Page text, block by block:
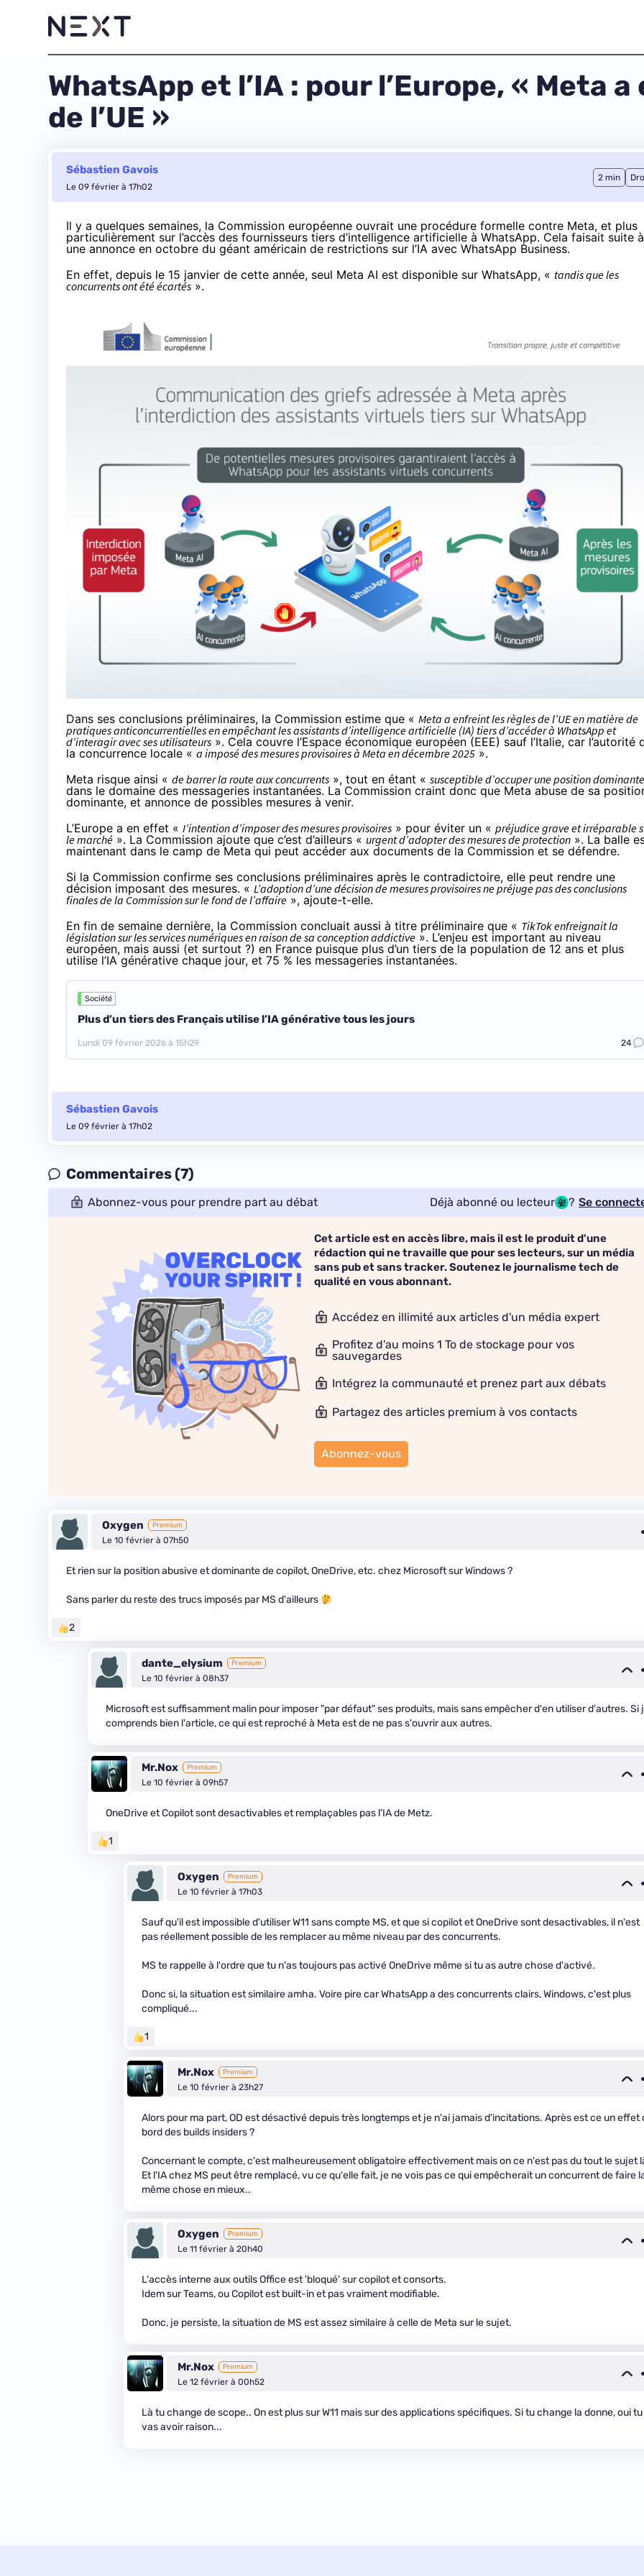
WhatsApp et l’IA : pour l’Europe, « Meta
de l’UE »
Sébastien Gavois
Le 09 février à 17h02
2 min
Il y a quelques semaines, la Commission européenne ouvrait une procédure formelle contre Meta, et plus
particulièrement sur l’accès des fournisseurs tiers d’intelligence artificielle à WhatsApp. Cela faisait suite à
une annonce en octobre du géant américain de restrictions sur l’IA avec WhatsApp Business.
En effet, depuis le 15 janvier de cette année, seul Meta AI est disponible sur WhatsApp, « tandis que les
concurrents ont été écartés ».
Dans ses conclusions préliminaires, la Commission estime que « Meta a enfreint les règles de l’UE en matière de
pratiques anticoncurrentielles en empêchant les assistants d’intelligence artificielle (IA) tiers d’accéder à WhatsApp et
d’interagir avec ses utilisateurs ». Cela couvre l’Espace économique européen (EEE) sauf l’Italie, car l’autorité
la concurrence locale « a imposé des mesures provisoires à Meta en décembre 2025 ».
Meta risque ainsi « de barrer la route aux concurrents », tout en étant « susceptible d’occuper une position dominante
dans le domaine des messageries instantanées. La Commission craint donc que Meta abuse de sa
dominante, et annonce de possibles mesures à venir.
L’Europe a en effet « I’intention d’imposer des mesures provisoires » pour éviter un « préjudice grave et irréparable
le marché ». La Commission ajoute que c’est d’ailleurs « urgent d’adopter des mesures de protection ». La balle
maintenant dans le camp de Meta qui peut accéder aux documents de la Commission et se défendre.
Si la Commission confirme ses conclusions préliminaires après le contradictoire, elle peut rendre une
décision imposant des mesures. « L’adoption d’une décision de mesures provisoires ne préjuge pas des conclusions
finales de la Commission sur le fond de l’affaire », ajoute-t-elle.
En fin de semaine dernière, la Commission concluait aussi à titre préliminaire que « TikTok enfreignait la
législation sur les services numériques en raison de sa conception addictive ». L’enjeu est important au niveau
européen, mais aussi (et surtout ?) en France puisque plus d’un tiers de la population de 12 ans et plus
utilise l’IA générative chaque jour, et 75 % les messageries instantanées.
Société
Plus d’un tiers des Français utilise l’IA générative tous les jours
Lundi 09 février 2026 à 15h29 24
Sébastien Gavois
Le 09 février à 17h02
Commentaires (7)
Abonnez-vous pour prendre part au débat Déjà abonné ou lecteur ? Se
Cet article est en accès libre, mais il est le produit d'une
rédaction qui ne travaille que pour ses lecteurs, sur un média
sans pub et sans tracker. Soutenez le journalisme tech de
qualité en vous abonnant.
Accédez en illimité aux articles d'un média expert
Profitez d'au moins 1 To de stockage pour vos
sauvegardes
Intégrez la communauté et prenez part aux débats
Partagez des articles premium à vos contacts
Abonnez-vous
Oxygen Premium
Le 10 février à 07h50
Et rien sur la position abusive et dominante de copilot, OneDrive, etc. chez Microsoft sur Windows ?
Sans parler du reste des trucs imposés par MS d'ailleurs
2
dante_elysium Premium
Le 10 février à 08h37
Microsoft est suffisamment malin pour imposer "par défaut" ses produits, mais sans empêcher d'en utiliser d'autres. Si
comprends bien l'article, ce qui est reproché à Meta est de ne pas s'ouvrir aux autres.
Mr.Nox Premium
Le 10 février à 09h57
OneDrive et Copilot sont desactivables et remplaçables pas l'IA de Metz.
1
Oxygen Premium
Le 10 février à 17h03
Sauf qu'il est impossible d'utiliser W11 sans compte MS, et que si copilot et OneDrive sont desactivables, il n'est
pas réellement possible de les remplacer au même niveau par des concurrents.
MS te rappelle à l'ordre que tu n'as toujours pas activé OneDrive même si tu as autre chose d'activé.
Donc si, la situation est similaire amha. Voire pire car WhatsApp a des concurrents clairs, Windows, c'est plus
compliqué...
1
Mr.Nox Premium
Le 10 février à 23h27
Alors pour ma part, OD est désactivé depuis très longtemps et je n'ai jamais d'incitations. Après est ce un effet
bord des builds insiders ?
Concernant le compte, c'est malheureusement obligatoire effectivement mais on ce n'est pas du tout le sujet
Et l'IA chez MS peut être remplacé, vu ce qu'elle fait, je ne vois pas ce qui empêcherait un concurrent de faire
même chose en mieux..
Oxygen Premium
Le 11 février à 20h40
L'accès interne aux outils Office est 'bloqué' sur copilot et consorts.
Idem sur Teams, ou Copilot est built-in et pas vraiment modifiable.
Donc, je persiste, la situation de MS est assez similaire à celle de Meta sur le sujet.
Mr.Nox Premium
Le 12 février à 00h52
Là tu change de scope.. On est plus sur W11 mais sur des applications spécifiques. Si tu change la donne, oui tu
vas avoir raison...